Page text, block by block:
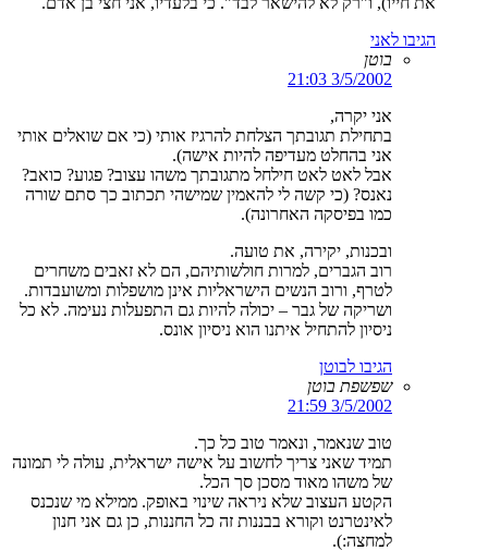
הגיבו לאני
בוטן
3/5/2002 21:03
אני יקרה,
בתחילת תגובתך הצלחת להרגיז אותי (כי אם שואלים אותי
אני בהחלט מעדיפה להיות אישה).
אבל לאט לאט חילחל מתגובתך משהו עצוב? פגוע? כואב?
נאנס? (כי קשה לי להאמין שמישהי תכתוב כך סתם שורה
כמו בפיסקה האחרונה).
ובכנות, יקירה, את טועה.
רוב הגברים, למרות חולשותיהם, הם לא זאבים משחרים
לטרף, ורוב הנשים הישראליות אינן מושפלות ומשועבדות.
ושריקה של גבר – יכולה להיות גם התפעלות נעימה. לא כל
ניסיון להתחיל איתנו הוא ניסיון אונס.
הגיבו לבוטן
שפשפת בוטן
3/5/2002 21:59
טוב שנאמר, ונאמר טוב כל כך.
תמיד שאני צריך לחשוב על אישה ישראלית, עולה לי תמונה
של משהו מאוד מסכן סך הכל.
הקטע העצוב שלא ניראה שינוי באופק. ממילא מי שנכנס
לאינטרנט וקורא בבננות זה כל החננות, כן גם אני חנון
למחצה:).